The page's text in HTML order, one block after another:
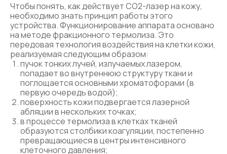
Чтобы понять, как действует CO2-лазер на кожу,
необходимо знать принцип работы этого
устройства. Функционирование аппарата основано
на методе фракционного термолиза. Это
передовая технология воздействия на клетки кожи,
реализуемая следующим образом:
пучок тонких лучей, излучаемых лазером,
попадает во внутреннюю структуру ткани и
поглощается основными хроматофорами (в
первую очередь водой);
поверхность кожи подвергается лазерной
абляции в нескольких точках;
в процессе термолиза в клетках тканей
образуются столбики коагуляции, постепенно
превращающиеся в центры интенсивного
клеточного давления;